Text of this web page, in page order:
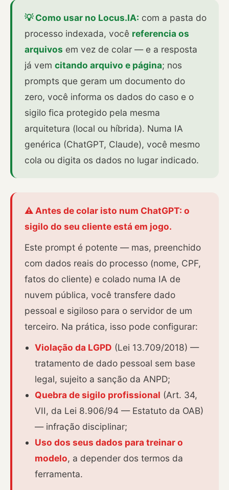
💡 Como usar no Locus.IA: com a pasta do
processo indexada, você referencia os
arquivos em vez de colar — e a resposta
já vem citando arquivo e página; nos
prompts que geram um documento do
zero, você informa os dados do caso e o
sigilo fica protegido pela mesma
arquitetura (local ou híbrida). Numa IA
genérica (ChatGPT, Claude), você mesmo
cola ou digita os dados no lugar indicado.
⚠️ Antes de colar isto num ChatGPT: o
sigilo do seu cliente está em jogo.
Este prompt é potente — mas, preenchido
com dados reais do processo (nome, CPF,
fatos do cliente) e colado numa IA de
nuvem pública, você transfere dado
pessoal e sigiloso para o servidor de um
terceiro. Na prática, isso pode configurar:
Violação da LGPD (Lei 13.709/2018) —
tratamento de dado pessoal sem base
legal, sujeito a sanção da ANPD;
Quebra de sigilo profissional (Art. 34,
VII, da Lei 8.906/94 — Estatuto da OAB)
— infração disciplinar;
Uso dos seus dados para treinar o
modelo, a depender dos termos da
ferramenta.